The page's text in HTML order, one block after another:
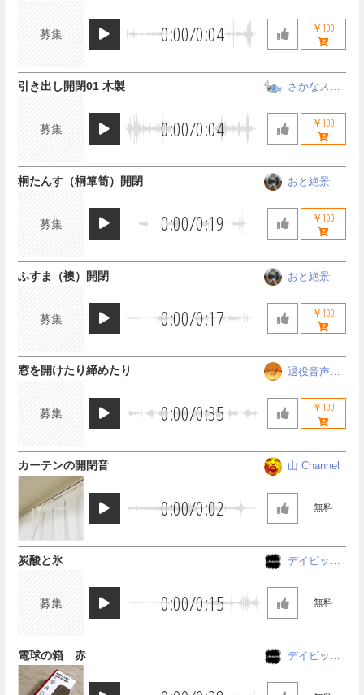
募集 0:00/0:04 ￥100
募集 0:00/0:04
引き出し開閉01 木製
さかなスタ
￥100
募集 0:00/0:19
桐たんす（桐箪笥）開閉 おと絶景
￥100
募集 0:00/0:17
ふすま（襖）開閉 おと絶景
￥100
募集 0:00/0:35
窓を開けたり締めたり
退役音声さ
￥100
0:00/0:02
カーテンの開閉音 山 Channel
無料
募集 0:00/0:15
炭酸と氷
デイビッド
無料
電球の箱 赤
デイビッド